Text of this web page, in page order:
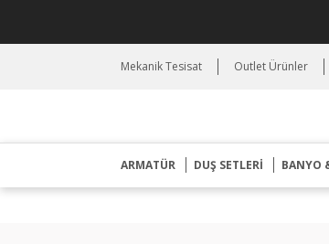
Mekanik Tesisat Outlet Ürünler
ARMATÜR DUŞ SETLERİ BANYO